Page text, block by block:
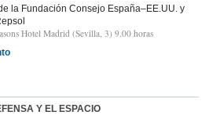
la Fundación Consejo España–EE.UU. y
Hotel Madrid (Sevilla, 3) 9.00 horas
Y EL ESPACIO